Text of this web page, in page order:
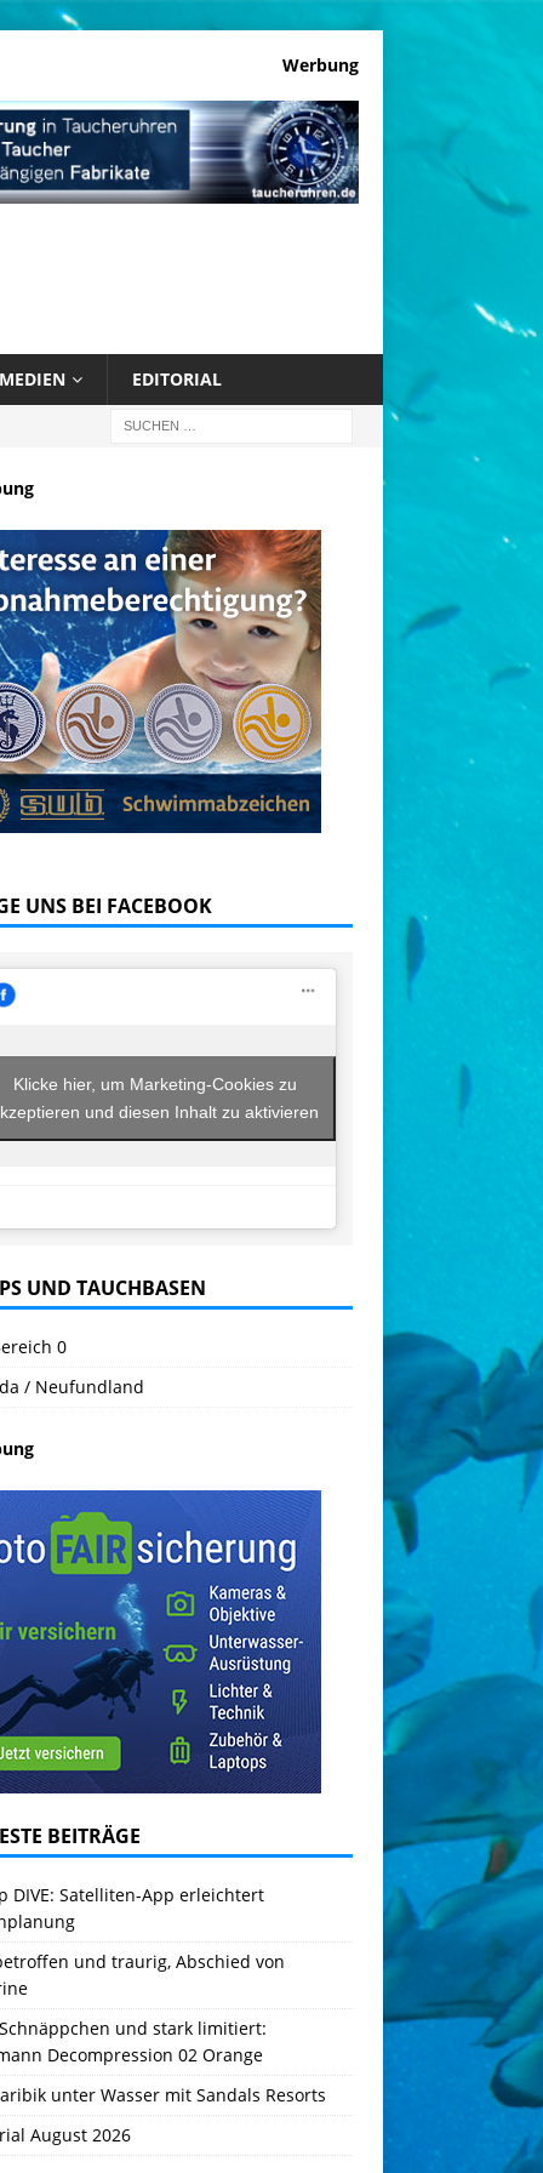
Werbung
MEDIEN EDITORIAL
UNS BEI FACEBOOK
Klicke hier, um Marketing-Cookies zu
und diesen Inhalt zu aktivieren
UND TAUCHBASEN
0
/ Neufundland
BEITRÄGE
DIVE: Satelliten-App erleichtert
und traurig, Abschied von
und stark limitiert:
Decompression 02 Orange
unter Wasser mit Sandals Resorts
August 2026